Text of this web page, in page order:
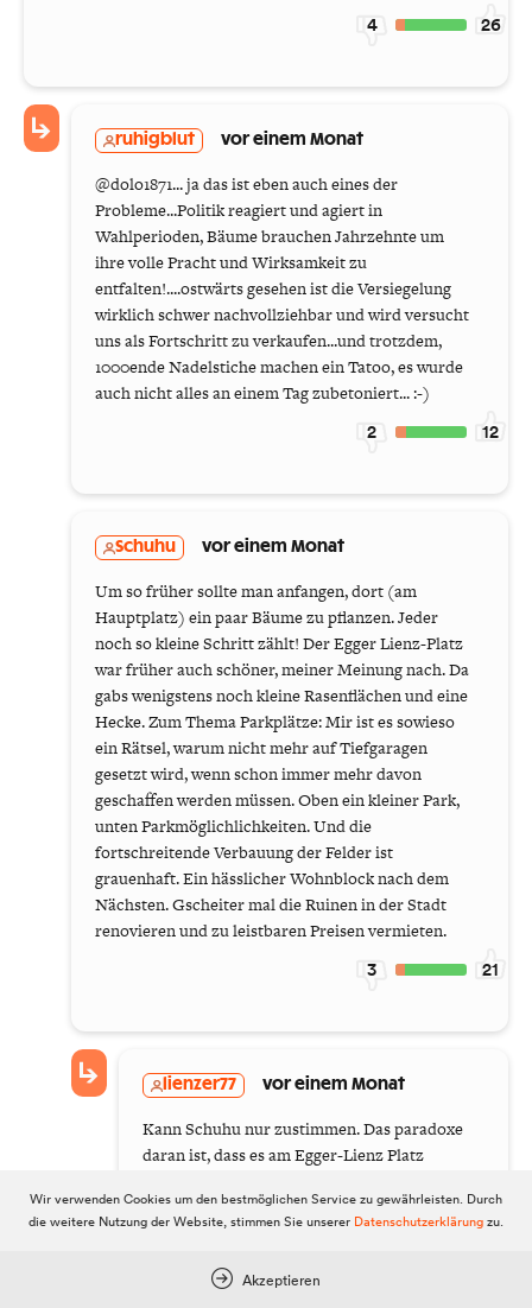
4 26
ruhigblut vor einem Monat
@dolo1871... ja das ist eben auch eines der
Probleme...Politik reagiert und agiert in
Wahlperioden, Bäume brauchen Jahrzehnte um
ihre volle Pracht und Wirksamkeit zu
entfalten!....ostwärts gesehen ist die Versiegelung
wirklich schwer nachvollziehbar und wird versucht
uns als Fortschritt zu verkaufen...und trotzdem,
1000ende Nadelstiche machen ein Tatoo, es wurde
auch nicht alles an einem Tag zubetoniert... :-)
2 12
Schuhu vor einem Monat
Um so früher sollte man anfangen, dort (am
Hauptplatz) ein paar Bäume zu pflanzen. Jeder
noch so kleine Schritt zählt! Der Egger Lienz-Platz
war früher auch schöner, meiner Meinung nach. Da
gabs wenigstens noch kleine Rasenflächen und eine
Hecke. Zum Thema Parkplätze: Mir ist es sowieso
ein Rätsel, warum nicht mehr auf Tiefgaragen
gesetzt wird, wenn schon immer mehr davon
geschaffen werden müssen. Oben ein kleiner Park,
unten Parkmöglichlichkeiten. Und die
fortschreitende Verbauung der Felder ist
grauenhaft. Ein hässlicher Wohnblock nach dem
Nächsten. Gscheiter mal die Ruinen in der Stadt
renovieren und zu leistbaren Preisen vermieten.
3 21
lienzer77 vor einem Monat
Kann Schuhu nur zustimmen. Das paradoxe
daran ist, dass es am Egger-Lienz Platz
noch einige Parkplätze gab. Die Hecke und
Bäume mussten dann einem sozialistischen
Und on Top wurde noch jede Menge Geld für
Wir verwenden Cookies um den bestmöglichen Service zu gewährleisten. Durch
die weitere Nutzung der Website, stimmen Sie unserer Datenschutzerklärungzu.
Akzeptieren